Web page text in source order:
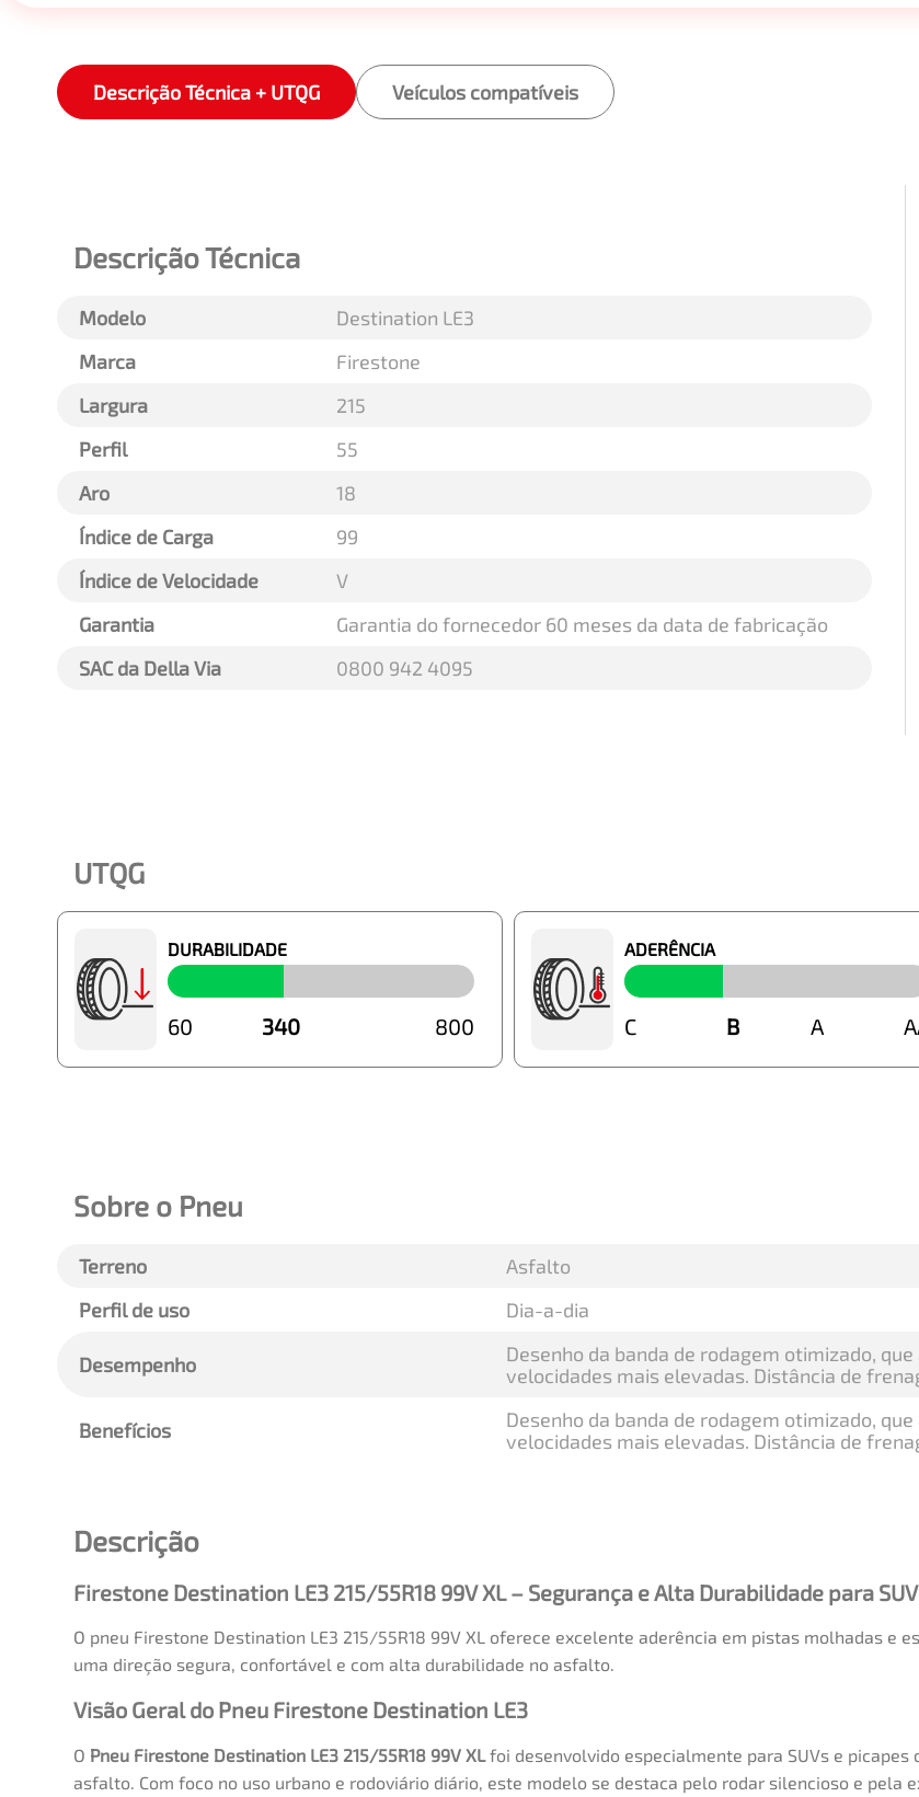
Descrição Técnica + UTQG Veículos compatíveis
Descrição Técnica
Modelo
Destination LE3
Marca
Firestone
Largura
215
Perfil
55
Aro
18
Índice de Carga
99
Índice de Velocidade
V
Garantia
Garantia do fornecedor 60 meses da data de fabricação
SAC da Della Via
0800 942 4095
UTQG
DURABILIDADE
340
60 800
ADERÊNCIA
B
C B A
Sobre o Pneu
Terreno
Asfalto
Perfil de uso
Dia-a-dia
Desempenho
Desenho da banda de rodagem otimizado,
velocidades mais elevadas. Distância de
Benefícios
Desenho da banda de rodagem otimizado,
velocidades mais elevadas. Distância de
Descrição
Firestone Destination LE3 215/55R18 99V XL – Segurança e Alta Durabilidade para
O pneu Firestone Destination LE3 215/55R18 99V XL oferece excelente aderência em pistas molhadas e
uma direção segura, confortável e com alta durabilidade no asfalto.
Visão Geral do Pneu Firestone Destination LE3
O Pneu Firestone Destination LE3 215/55R18 99V XL foi desenvolvido especialmente para SUVs e
asfalto. Com foco no uso urbano e rodoviário diário, este modelo se destaca pelo rodar silencioso e pela